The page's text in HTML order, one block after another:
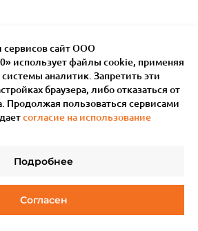
Подробнее
Согласен
сервисов сайт ООО
использует файлы сookie, применяя
аналитик. Запретить эти
браузера, либо отказаться от
Продолжая пользоваться сервисами
согласие на использование